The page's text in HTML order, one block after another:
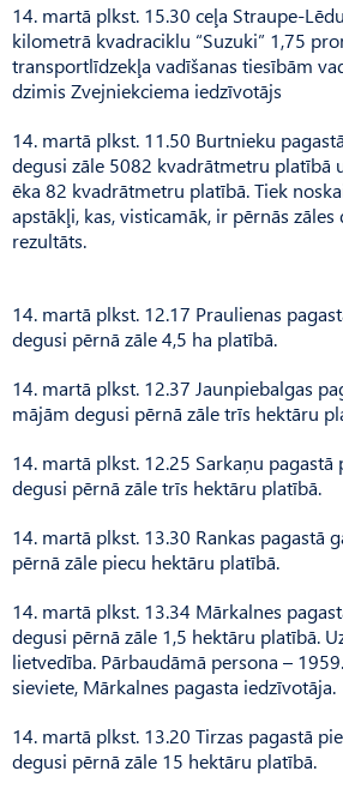
14. martā plkst. 15.30 ceļa Straupe-
kilometrā kvadraciklu “Suzuki” 1,75
transportlīdzekļa vadīšanas tiesībām
dzimis Zvejniekciema iedzīvotājs
14. martā plkst. 11.50 Burtnieku
degusi zāle 5082 kvadrātmetru platībā
ēka 82 kvadrātmetru platībā. Tiek
apstākļi, kas, visticamāk, ir pērnās zāles
rezultāts.
14. martā plkst. 12.17 Praulienas
degusi pērnā zāle 4,5 ha platībā.
14. martā plkst. 12.37 Jaunpiebalgas
mājām degusi pērnā zāle trīs hektāru
14. martā plkst. 12.25 Sarkaņu pagastā
degusi pērnā zāle trīs hektāru platībā.
14. martā plkst. 13.30 Rankas pagastā
pērnā zāle piecu hektāru platībā.
14. martā plkst. 13.34 Mārkalnes
degusi pērnā zāle 1,5 hektāru platībā.
lietvedība. Pārbaudāmā persona –
sieviete, Mārkalnes pagasta iedzīvotāja.
14. martā plkst. 13.20 Tirzas pagastā
degusi pērnā zāle 15 hektāru platībā.